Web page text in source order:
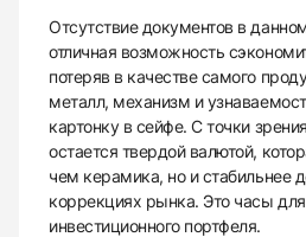
Отсутствие документов в
отличная возможность
потеряв в качестве самого
металл, механизм и
картонку в сейфе. С точки
остается твердой валютой,
чем керамика, но и стабильнее
коррекциях рынка. Это часы
инвестиционного портфеля.